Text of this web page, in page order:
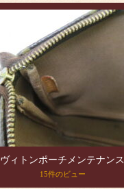
ヴィトンポーチメンテナンス
15件のビュー